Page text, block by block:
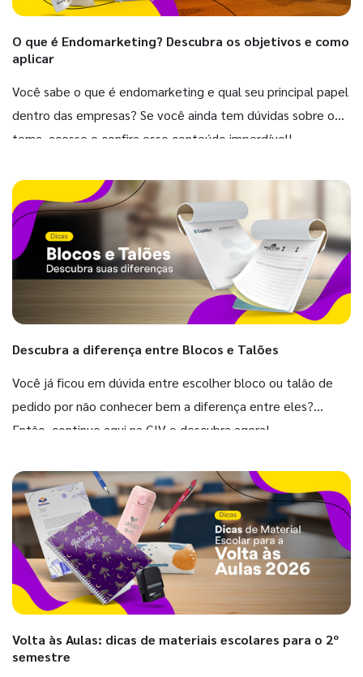
O que é Endomarketing? Descubra os objetivos e como
aplicar
Você sabe o que é endomarketing e qual seu principal papel
dentro das empresas? Se você ainda tem dúvidas sobre o
tema, acesse e confira esse conteúdo imperdível!
Descubra a diferença entre Blocos e Talões
Você já ficou em dúvida entre escolher bloco ou talão de
pedido por não conhecer bem a diferença entre eles?
Então, continue aqui na GIV e descubra agora!
Volta às Aulas: dicas de materiais escolares para o 2º
semestre